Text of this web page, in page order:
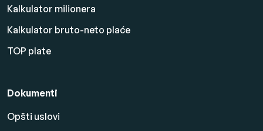
Kalkulator milionera
Kalkulator bruto-neto plaće
TOP plate
Dokumenti
Opšti uslovi